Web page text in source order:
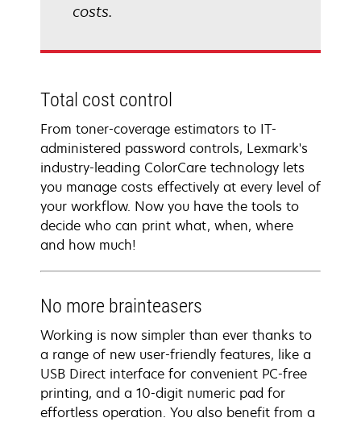
costs.
Total cost control
From toner-coverage estimators to IT-
administered password controls, Lexmark's
industry-leading ColorCare technology lets
you manage costs effectively at every level of
your workflow. Now you have the tools to
decide who can print what, when, where
and how much!
No more brainteasers
Working is now simpler than ever thanks to
a range of new user-friendly features, like a
USB Direct interface for convenient PC-free
printing, and a 10-digit numeric pad for
effortless operation. You also benefit from a